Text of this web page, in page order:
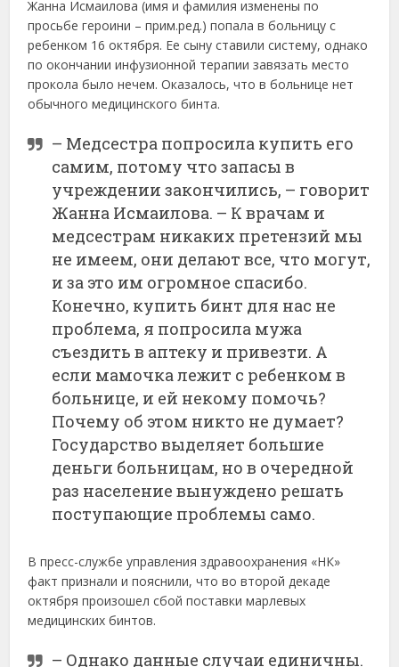
Жанна Исмаилова (имя и фамилия изменены по
просьбе героини – прим.ред.) попала в больницу с
ребенком 16 октября. Ее сыну ставили систему, однако
по окончании инфузионной терапии завязать место
прокола было нечем. Оказалось, что в больнице нет
обычного медицинского бинта.
– Медсестра попросила купить его
самим, потому что запасы в
учреждении закончились, – говорит
Жанна Исмаилова. – К врачам и
медсестрам никаких претензий мы
не имеем, они делают все, что могут,
и за это им огромное спасибо.
Конечно, купить бинт для нас не
проблема, я попросила мужа
съездить в аптеку и привезти. А
если мамочка лежит с ребенком в
больнице, и ей некому помочь?
Почему об этом никто не думает?
Государство выделяет большие
деньги больницам, но в очередной
раз население вынуждено решать
поступающие проблемы само.
В пресс-службе управления здравоохранения «НК»
факт признали и пояснили, что во второй декаде
октября произошел сбой поставки марлевых
медицинских бинтов.
– Однако данные случаи единичны.